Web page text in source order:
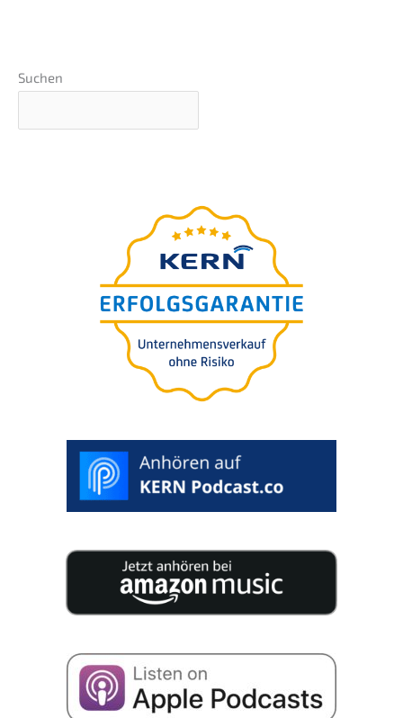
Suchen
végső útmuta­tó
vállala­tá­nak utódlásához
25 szakértő 200 oldal­nyi koncen­trált tudást tesz
Hozzá­já­ru­lok ahhoz, hogy adatai­mat a cég sikeré­
ről szóló e-mailek fogadá­sa céljá­ból tárol­ják az